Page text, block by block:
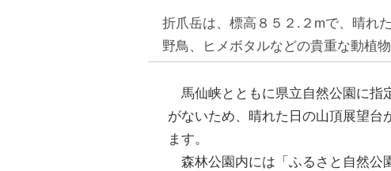
折爪岳は、標高８５２.２mで、晴れ
野鳥、ヒメボタルなどの貴重な動植
馬仙峡とともに県立自然公園に指
がないため、晴れた日の山頂展望台
ます。
森林公園内には「ふるさと自然公